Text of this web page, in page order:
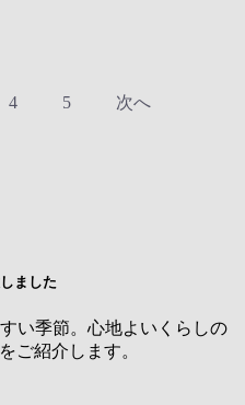
4 5 次へ
ました
い季節。心地よいくらしの
ご紹介します。